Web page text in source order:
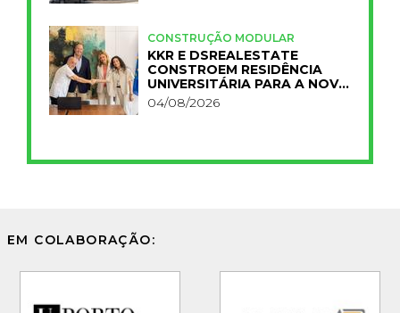
CONSTRUÇÃO MODULAR
KKR E DSREALESTATE
CONSTROEM RESIDÊNCIA
UNIVERSITÁRIA PARA A NOVA
FCT
04/08/2026
EM COLABORAÇÃO: